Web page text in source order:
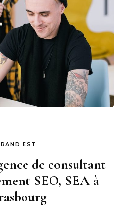
EST
de consultant
SEO, SEA à